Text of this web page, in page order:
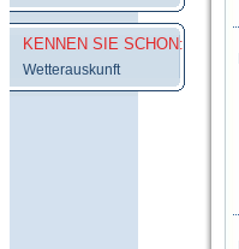
KENNEN SIE SCHON:
Wetterauskunft